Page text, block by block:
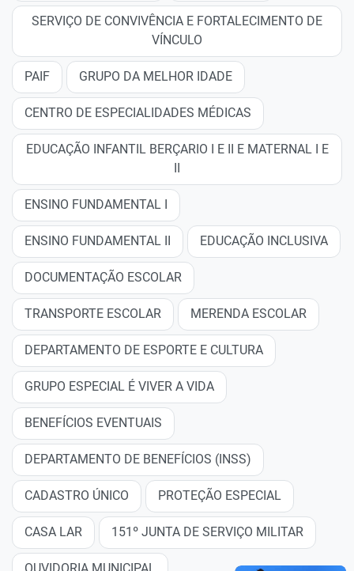
SERVIÇO DE CONVIVÊNCIA E FORTALECIMENTO DE
VÍNCULO
PAIF GRUPO DA MELHOR IDADE
CENTRO DE ESPECIALIDADES MÉDICAS
EDUCAÇÃO INFANTIL BERÇARIO I E II E MATERNAL I E
ENSINO FUNDAMENTAL I
ENSINO FUNDAMENTAL II EDUCAÇÃO INCLUSIVA
DOCUMENTAÇÃO ESCOLAR
TRANSPORTE ESCOLAR MERENDA ESCOLAR
DEPARTAMENTO DE ESPORTE E CULTURA
GRUPO ESPECIAL É VIVER A VIDA
BENEFÍCIOS EVENTUAIS
DEPARTAMENTO DE BENEFÍCIOS (INSS)
CADASTRO ÚNICO PROTEÇÃO ESPECIAL
CASA LAR 151º JUNTA DE SERVIÇO MILITAR